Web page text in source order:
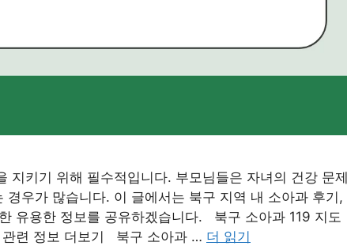
지키기 위해 필수적입니다. 부모님들은 자녀의 건강 문제
우가 많습니다. 이 글에서는 북구 지역 내 소아과 후기,
유용한 정보를 공유하겠습니다. 북구 소아과 119 지도
련 정보 더보기 북구 소아과 … 더 읽기